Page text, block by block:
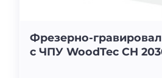
Фрезерно-
с ЧПУ WoodTec CH